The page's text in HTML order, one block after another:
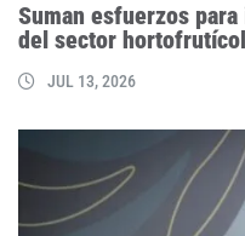
Suman esfuerzos
del sector
JUL 13, 2026